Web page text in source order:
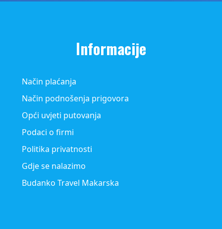
Informacije
Način plaćanja
Način podnošenja prigovora
Opći uvjeti putovanja
Podaci o firmi
Politika privatnosti
Gdje se nalazimo
Budanko Travel Makarska